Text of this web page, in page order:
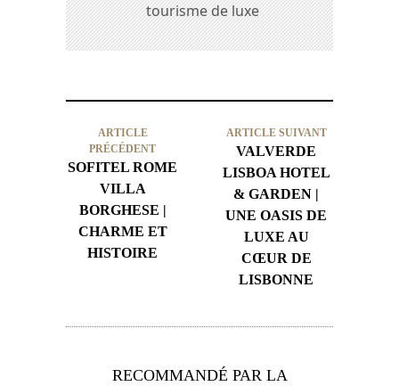
tourisme de luxe
ARTICLE
PRÉCÉDENT
SOFITEL ROME
VILLA
BORGHESE |
CHARME ET
HISTOIRE
ARTICLE SUIVANT
VALVERDE
LISBOA HOTEL
& GARDEN |
UNE OASIS DE
LUXE AU
CŒUR DE
LISBONNE
RECOMMANDÉ PAR LA